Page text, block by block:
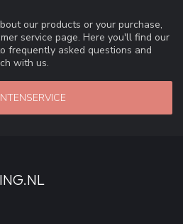
our products or your purchase,
service page. Here you'll find our
frequently asked questions and
with us.